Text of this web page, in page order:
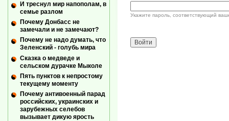
Укажите пароль, соответствующий
И треснул мир напополам, в
семье разлом
Почему Донбасс не
замечали и не замечают?
Почему не надо думать, что
Зеленский - голубь мира
Сказка о медведе и
сельском дурачке Мыколе
Пять пунктов к непростому
текущему моменту
Почему антивоенный парад
российских, украинских и
зарубежных селебов
вызывает дикую ярость